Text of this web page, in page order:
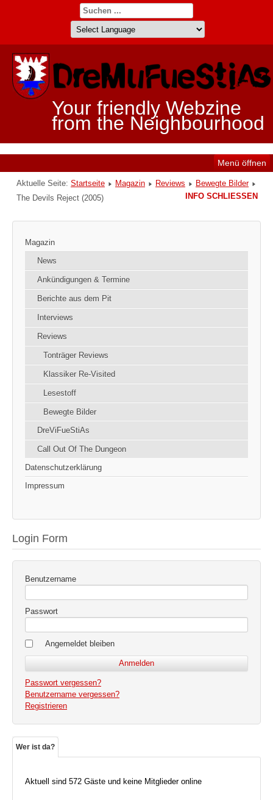
Your friendly Webzine
from the Neighbourhood
Menü öffnen
Aktuelle Seite: Startseite Magazin Reviews
Bewegte Bilder
The Devils Reject (2005)
Magazin
News
Ankündigungen & Termine
Berichte aus dem Pit
Interviews
Reviews
Tonträger Reviews
Klassiker Re-Visited
Lesestoff
Bewegte Bilder
DreViFueStiAs
Call Out Of The Dungeon
Datenschutzerklärung
Impressum
Login Form
Benutzername
Passwort
Angemeldet bleiben
Passwort vergessen?
Benutzername vergessen?
Registrieren
Wer ist da?
Aktuell sind 572 Gäste und keine Mitglieder online
INFO SCHLIESSEN